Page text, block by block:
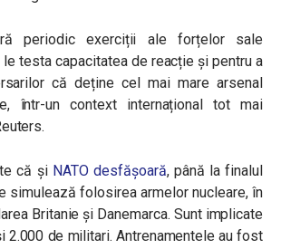
periodic exerciții ale forțelor sale
le testa capacitatea de reacție și pentru a
că deține cel mai mare arsenal
într-un context internațional tot mai
că și NATO desfășoară, până la finalul
simulează folosirea armelor nucleare, în
Britanie și Danemarca. Sunt implicate
2.000 de militari. Antrenamentele au fost